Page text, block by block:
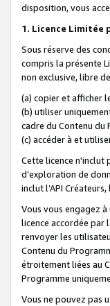
disposition, vous
1. Licence Limitée
Sous réserve des
compris la présente
non exclusive, libre
(a) copier et afficher
(b) utiliser
cadre du Contenu
(c) accéder à et
Cette licence n'inclut
d’exploration de
inclut l’API
Vous vous engagez
licence accordée par
renvoyer les
Contenu du
étroitement liées au
Programme
Vous ne pouvez pas